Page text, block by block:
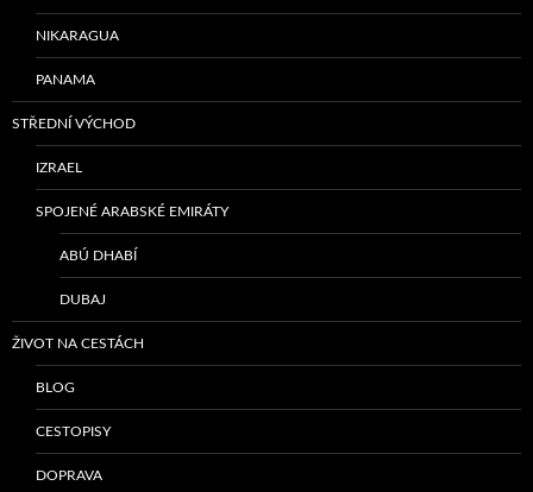
NIKARAGUA
PANAMA
STŘEDNÍ VÝCHOD
IZRAEL
SPOJENÉ ARABSKÉ EMIRÁTY
ABÚ DHABÍ
DUBAJ
ŽIVOT NA CESTÁCH
BLOG
CESTOPISY
DOPRAVA